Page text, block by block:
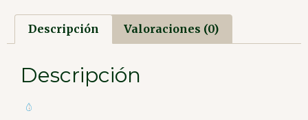
Descripción Valoraciones (0)
Descripción